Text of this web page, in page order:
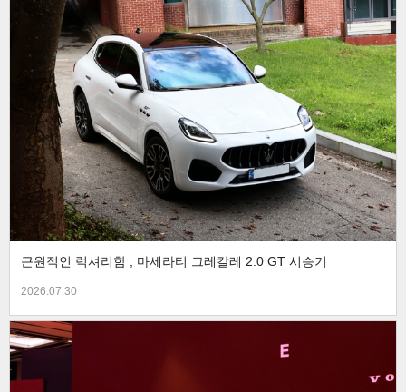
근원적인 럭셔리함 , 마세라티 그레칼레 2.0 GT 시승기
2026.07.30